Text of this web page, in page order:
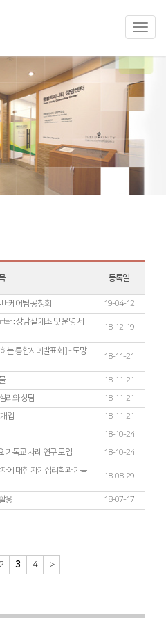
등록일
케어팀 공청회 19-04-12
: 상담실 개소 및 운영 세
18-12-19
는 통합사례발표회 ] - 도망
18-11-21
18-11-21
리와 상담
18-11-21
입
18-11-21
18-10-24
기독교 사례 연구 모임 18-10-24
에 대한 자기심리학과 기독
18-08-29
용 18-07-17
2 3 4 >